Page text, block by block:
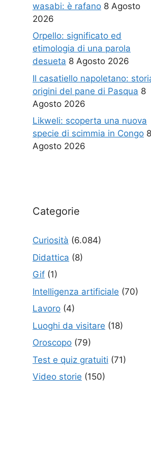
wasabi: è rafano 8 Agosto
2026
Orpello: significato ed
etimologia di una parola
desueta 8 Agosto 2026
Il casatiello napoletano:
origini del pane di Pasqua 8
Agosto 2026
Likweli: scoperta una nuova
specie di scimmia in Congo 8
Agosto 2026
Categorie
Curiosità (6.084)
Didattica (8)
Gif (1)
Intelligenza artificiale (70)
Lavoro (4)
Luoghi da visitare (18)
Oroscopo (79)
Test e quiz gratuiti (71)
Video storie (150)